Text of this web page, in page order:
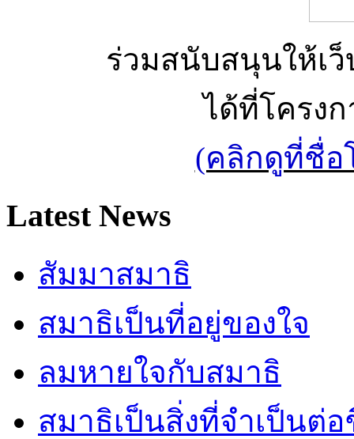
ร่วมสนับสนุนให้เ
ได้ที่โครง
(คลิกดูที่ชื่อ
Latest News
สัมมาสมาธิ
สมาธิเป็นที่อยู่ของใจ
ลมหายใจกับสมาธิ
สมาธิเป็นสิ่งที่จำเป็นต่